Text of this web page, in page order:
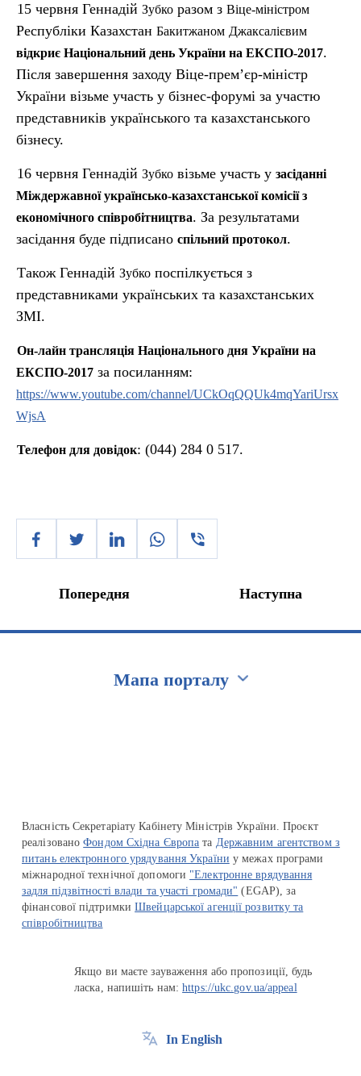
15 червня Геннадій Зубко разом з Віце-міністром
Республіки Казахстан Бакитжаном Джаксалієвим
відкриє Національний день України на ЕКСПО-2017.
Після завершення заходу Віце-прем’єр-міністр
України візьме участь у бізнес-форумі за участю
представників українського та казахстанського
бізнесу.
16 червня Геннадій Зубко візьме участь у засіданні
Міждержавної українсько-казахстанської комісії з
економічного співробітництва. За результатами
засідання буде підписано спільний протокол.
Також Геннадій Зубко поспілкується з
представниками українських та казахстанських
ЗМІ.
Он-лайн трансляція Національного дня України на
ЕКСПО-2017 за посиланням:
https://www.youtube.com/channel/UCkOqQQUk4mqYariUrsx
WjsA
Телефон для довідок: (044) 284 0 517.
Попередня Наступна
Мапа порталу
Власність Секретаріату Кабінету Міністрів України. Проєкт
реалізованоФондом Східна Європа та Державним агентством з
питань електронного урядування України у межах програми
міжнародної технічної допомоги "Електронне врядування
задля підзвітності влади та участі громади" (EGAP), за
фінансової підтримкиШвейцарської агенції розвитку та
співробітництва
Якщо ви маєте зауваження або пропозиції, будь
ласка, напишіть нам:https://ukc.gov.ua/appeal
In English